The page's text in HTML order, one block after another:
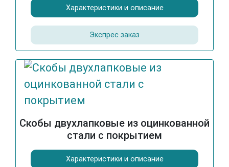
Характеристики и описание
Экспрес заказ
Скобы двухлапковые из оцинкованной
стали с покрытием
Характеристики и описание